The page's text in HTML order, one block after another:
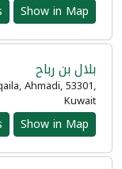
Show in Map
بلال بن رباح
Ahmadi, 53301,
Kuwait
Show in Map